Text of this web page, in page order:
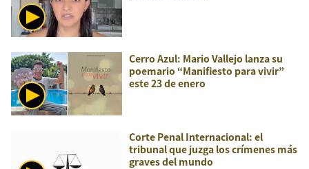
Cerro Azul: Mario Vallejo lanza su
poemario “Manifiesto para vivir”
este 23 de enero
Corte Penal Internacional: el
tribunal que juzga los crímenes más
graves del mundo